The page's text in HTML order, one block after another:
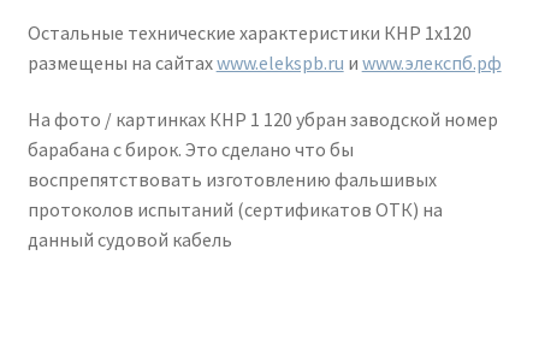
Остальные технические характеристики КНР 1х120
размещены на сайтахwww.elekspb.ru и www.элекспб.рф
На фото / картинках КНР 1 120 убран заводской номер
барабана с бирок. Это сделано что бы
воспрепятствовать изготовлению фальшивых
протоколов испытаний (сертификатов ОТК) на
данный судовой кабель